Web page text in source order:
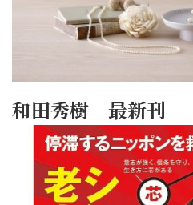
和田秀樹 最新刊